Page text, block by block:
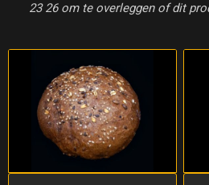
23 26 om te overleggen of dit